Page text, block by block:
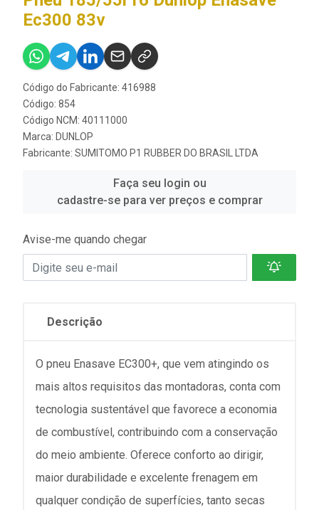
Ec300 83v
Código do Fabricante: 416988
Código: 854
Código NCM: 40111000
Marca: DUNLOP
Fabricante: SUMITOMO P1 RUBBER DO BRASIL LTDA
Faça seu login ou
cadastre-se para ver preços e comprar
Avise-me quando chegar
Descrição
O pneu Enasave EC300+, que vem atingindo os
mais altos requisitos das montadoras, conta com
tecnologia sustentável que favorece a economia
de combustível, contribuindo com a conservação
do meio ambiente. Oferece conforto ao dirigir,
maior durabilidade e excelente frenagem em
qualquer condição de superfícies, tanto secas